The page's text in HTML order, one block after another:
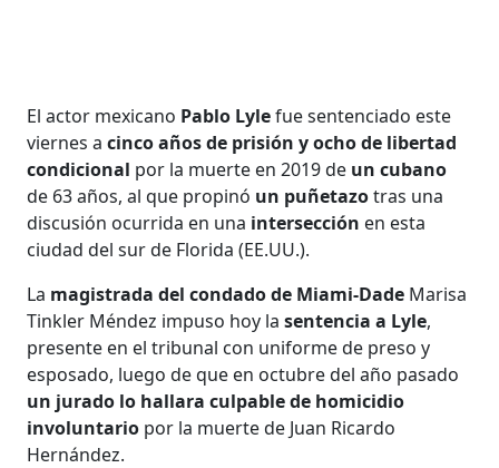
El actor mexicano Pablo Lylefue sentenciado este
viernes acinco años de prisión y ocho de libertad
condicional por la muerte en 2019 de un cubano
de 63 años, al que propinó un puñetazotras una
discusión ocurrida en una intersección en esta
ciudad del sur de Florida (EE.UU.).
La magistrada del condado de Miami-Dade Marisa
Tinkler Méndez impuso hoy la sentencia a Lyle,
presente en el tribunal con uniforme de preso y
esposado, luego de que en octubre del año pasado
un jurado lo hallara culpable de homicidio
involuntario por la muerte de Juan Ricardo
Hernández.